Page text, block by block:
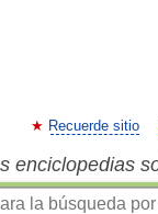
Recuerde sitio
enciclopedias